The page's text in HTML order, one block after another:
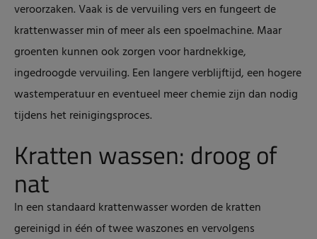
veroorzaken. Vaak is de vervuiling vers en fungeert de
krattenwasser min of meer als een spoelmachine. Maar
groenten kunnen ook zorgen voor hardnekkige,
ingedroogde vervuiling. Een langere verblijftijd, een hogere
wastemperatuur en eventueel meer chemie zijn dan nodig
tijdens het reinigingsproces.
Kratten wassen: droog of
nat
In een standaard krattenwasser worden de kratten
gereinigd in één of twee waszones en vervolgens